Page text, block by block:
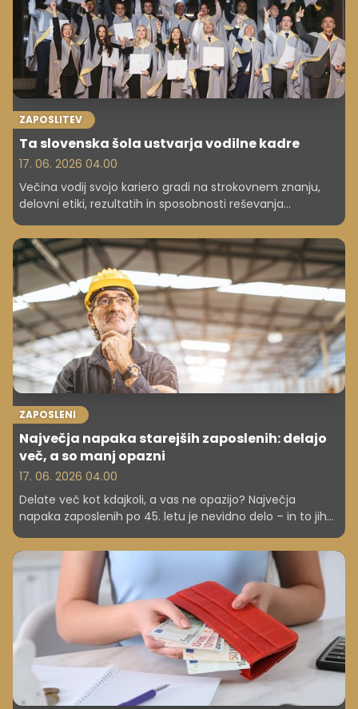
ZAPOSLITEV
Ta slovenska šola ustvarja vodilne kadre
17. 06. 2026 04.00
Večina vodij svojo kariero gradi na strokovnem znanju,
delovni etiki, rezultatih in sposobnosti reševanja
in prevzemanje vse večje odgovornosti. Vendar se na
določeni točki kariere zgodi zanimiva sprememba. Izzivi
niso več zgolj strokovni ali operativni. Postanejo širši,
kompleksnejši in pogosto tudi bolj nepredvidljivi.
ZAPOSLENI
Največja napaka starejših zaposlenih: delajo
več, a so manj opazni
17. 06. 2026 04.00
Delate več kot kdajkoli, a vas ne opazijo? Največja
napaka zaposlenih po 45. letu je nevidno delo – in to jih